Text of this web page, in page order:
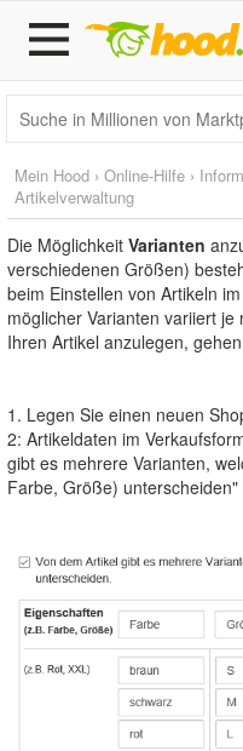
Mein Hood › Online-Hilfe ›
Artikelverwaltung
Die Möglichkeit Varianten
verschiedenen Größen)
beim Einstellen von Artikeln
möglicher Varianten variiert
Ihren Artikel anzulegen,
1. Legen Sie einen neuen
2: Artikeldaten im
gibt es mehrere Varianten,
Farbe, Größe) unterscheiden"